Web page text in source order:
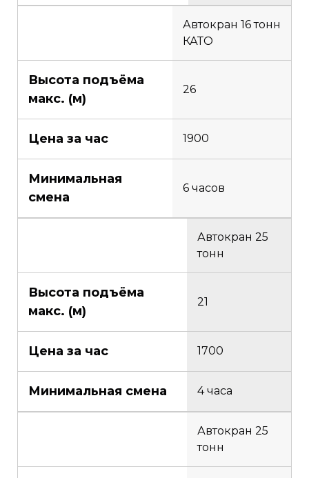
Автокран 16 тонн
КАТО
Высота подъёма
макс. (м)
26
Цена за час 1900
Минимальная
смена
6 часов
Автокран 25
тонн
Высота подъёма
макс. (м)
21
Цена за час 1700
Минимальная смена 4 часа
Автокран 25
тонн